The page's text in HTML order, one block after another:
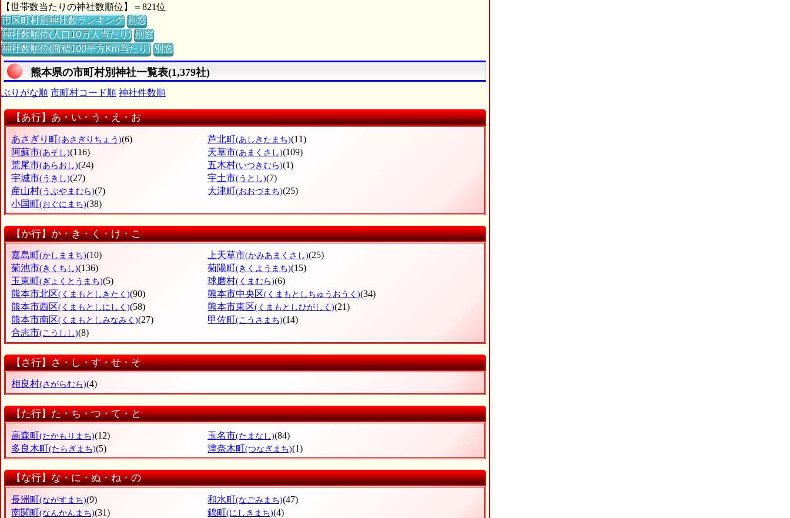
【世帯数当たりの神社数順位】＝821位
市区町村別神社数ランキング 別窓
神社数順位(人口10万人当たり) 別窓
神社数順位(面積100平方Km当たり) 別窓
熊本県の市町村別神社一覧表(1,379社)
ぶりがな順 市町村コード順 神社件数順
【あ行】あ・い・う・え・お
あさぎり町(あさぎりちょう)(6) 芦北町(あしきたまち)(11)
阿蘇市(あそし)(116) 天草市(あまくさし)(109)
荒尾市(あらおし)(24) 五木村(いつきむら)(1)
宇城市(うきし)(27) 宇土市(うとし)(7)
産山村(うぶやまむら)(7) 大津町(おおづまち)(25)
小国町(おぐにまち)(38)
【か行】か・き・く・け・こ
嘉島町(かしままち)(10) 上天草市(かみあまくさし)(25)
菊池市(きくちし)(136) 菊陽町(きくようまち)(15)
玉東町(ぎょくとうまち)(5) 球磨村(くまむら)(6)
熊本市北区(くまもとしきたく)(90) 熊本市中央区(くまもとしちゅうおうく)(34)
熊本市西区(くまもとしにしく)(58) 熊本市東区(くまもとしひがしく)(21)
熊本市南区(くまもとしみなみく)(27) 甲佐町(こうさまち)(14)
合志市(こうしし)(8)
【さ行】さ・し・す・せ・そ
相良村(さがらむら)(4)
【た行】た・ち・つ・て・と
高森町(たかもりまち)(12) 玉名市(たまなし)(84)
多良木町(たらぎまち)(5) 津奈木町(つなぎまち)(1)
【な行】な・に・ぬ・ね・の
長洲町(ながすまち)(9) 和水町(なごみまち)(47)
南関町(なんかんまち)(31) 錦町(にしきまち)(4)